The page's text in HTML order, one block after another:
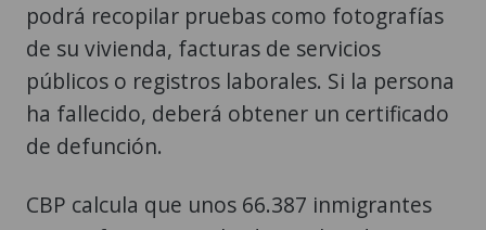
podrá recopilar pruebas como fotografías
de su vivienda, facturas de servicios
públicos o registros laborales. Si la persona
ha fallecido, deberá obtener un certificado
de defunción.
CBP calcula que unos 66.387 inmigrantes